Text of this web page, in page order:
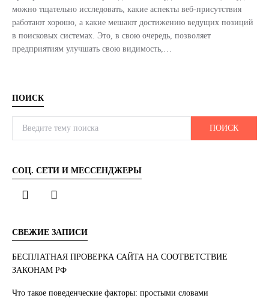
можно тщательно исследовать, какие аспекты веб-присутствия
работают хорошо, а какие мешают достижению ведущих позиций
в поисковых системах. Это, в свою очередь, позволяет
предприятиям улучшать свою видимость,…
ПОИСК
ПОИСК
СОЦ. СЕТИ И МЕССЕНДЖЕРЫ
СВЕЖИЕ ЗАПИСИ
БЕСПЛАТНАЯ ПРОВЕРКА САЙТА НА СООТВЕТСТВИЕ
ЗАКОНАМ РФ
Что такое поведенческие факторы: простыми словами